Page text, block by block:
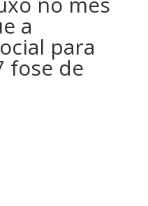
a
para
fose de